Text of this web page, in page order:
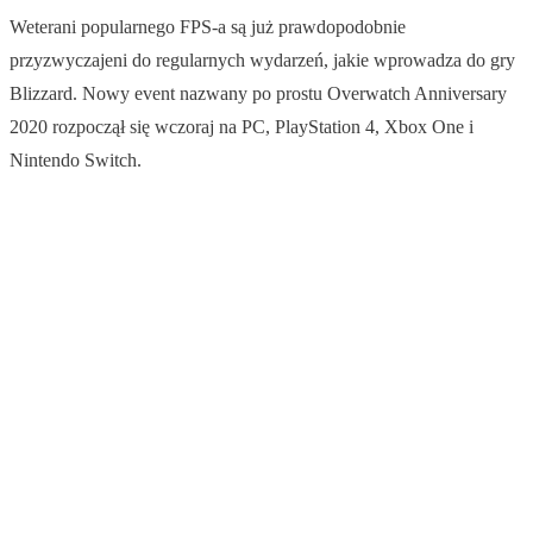
Weterani popularnego FPS-a są już prawdopodobnie
przyzwyczajeni do regularnych wydarzeń, jakie wprowadza do gry
Blizzard. Nowy event nazwany po prostu Overwatch Anniversary
2020 rozpoczął się wczoraj na PC, PlayStation 4, Xbox One i
Nintendo Switch.